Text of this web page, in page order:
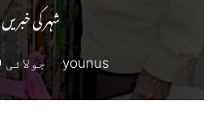
شہر کی خبریں
younus جولائی 9, 2026